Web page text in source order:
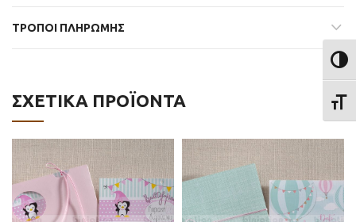
ΤΡΟΠΟΙ ΠΛΗΡΩΜΗΣ
ΣΧΕΤΙΚΆ ΠΡΟΪΌΝΤΑ